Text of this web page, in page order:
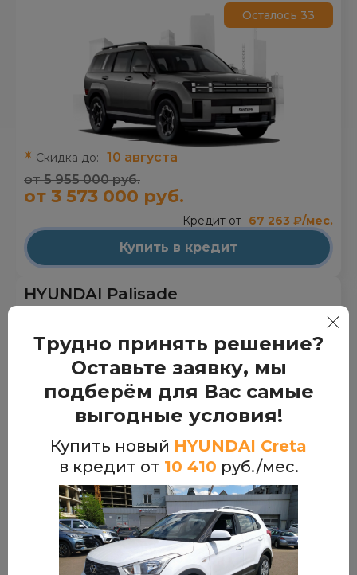
Осталось 33
Скидка до:
10 августа
от 5 955 000 руб.
от 3 573 000 руб.
Кредит от 67 263 ₽/мес.
Купить в кредит
HYUNDAI Palisade
Скидка до: 10 августа
от 6 547 000 руб.
от 3 929 000 руб.
Кредит от 73 965 ₽/мес.
Купить в кредит
Трудно принять решение?
Оставьте заявку, мы
подберём для Вас самые
выгодные условия!
Купить новый HYUNDAI Creta
в кредит от 10 410 руб./мес.